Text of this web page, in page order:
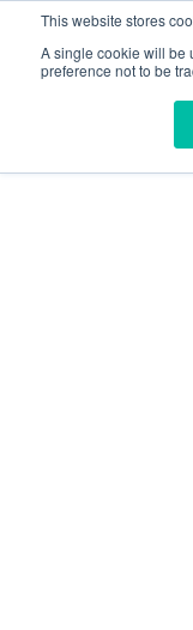
This website stores
A single cookie will be
preference not to be